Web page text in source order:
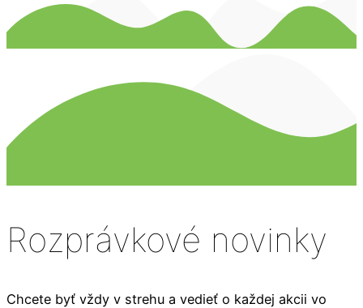
Rozprávkové novinky
Chcete byť vždy v strehu a vedieť o každej akcii vo